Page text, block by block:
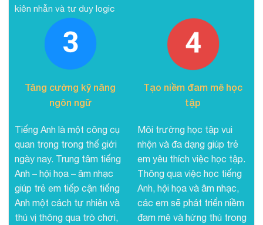
kiên nhẫn và tư duy logic
Tăng cường kỹ năng
ngôn ngữ
Tiếng Anh là một công cụ
quan trọng trong thế giới
ngày nay. Trung tâm tiếng
Anh – hội họa – âm nhạc
giúp trẻ em tiếp cận tiếng
Anh một cách tự nhiên và
thú vị thông qua trò chơi,
Tạo niềm đam mê học
tập
Môi trường học tập vui
nhộn và đa dạng giúp trẻ
em yêu thích việc học tập.
Thông qua việc học tiếng
Anh, hội họa và âm nhạc,
các em sẽ phát triển niềm
đam mê và hứng thú trong